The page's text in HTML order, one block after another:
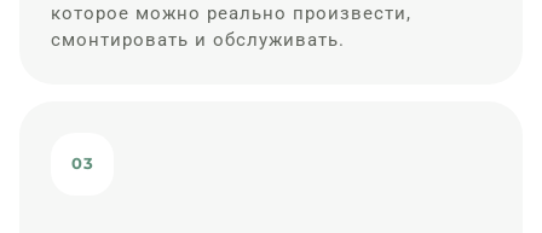
которое можно реально произвести,
смонтировать и обслуживать.
03